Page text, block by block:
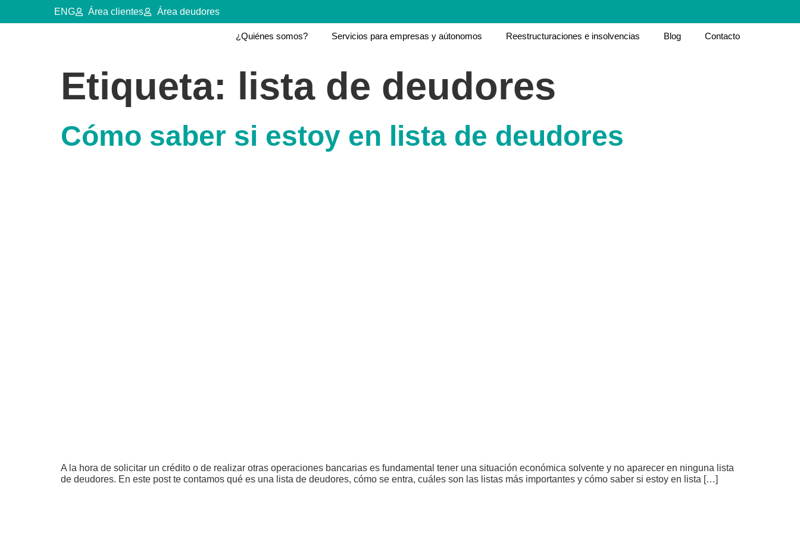
ENG Área clientes Área deudores
¿Quiénes somos? Servicios para empresas y aútonomos Reestructuraciones e insolvencias Blog Contacto
Etiqueta: lista de deudores
Cómo saber si estoy en lista de deudores
A la hora de solicitar un crédito o de realizar otras operaciones bancarias es fundamental tener una situación económica solvente y no aparecer en ninguna lista
de deudores. En este post te contamos qué es una lista de deudores, cómo se entra, cuáles son las listas más importantes y cómo saber si estoy en lista […]